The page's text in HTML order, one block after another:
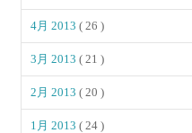
4月 2013( 26 )
3月 2013( 21 )
2月 2013( 20 )
1月 2013( 24 )